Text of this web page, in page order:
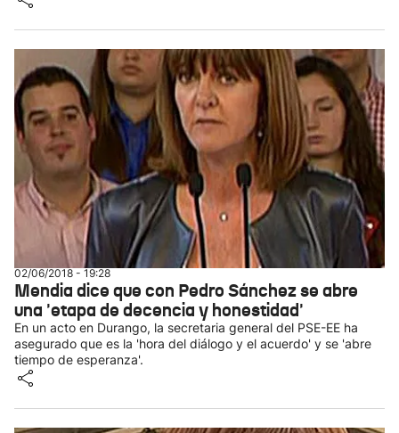
02/06/2018 - 19:28
Mendia dice que con Pedro Sánchez se abre
una 'etapa de decencia y honestidad'
En un acto en Durango, la secretaria general del PSE-EE ha
asegurado que es la 'hora del diálogo y el acuerdo' y se 'abre
tiempo de esperanza'.